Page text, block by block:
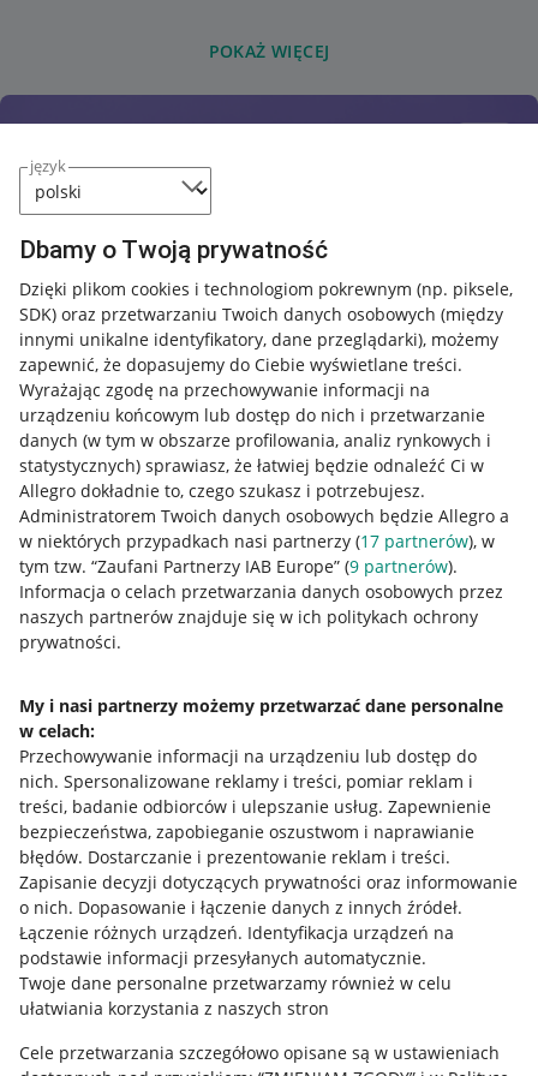
język
Dbamy o Twoją prywatność
Dzięki plikom cookies i technologiom pokrewnym (np. piksele,
SDK) oraz przetwarzaniu Twoich danych osobowych (między
innymi unikalne identyfikatory, dane przeglądarki), możemy
zapewnić, że dopasujemy do Ciebie wyświetlane treści.
Wyrażając zgodę na przechowywanie informacji na
urządzeniu końcowym lub dostęp do nich i przetwarzanie
danych (w tym w obszarze profilowania, analiz rynkowych i
statystycznych) sprawiasz, że łatwiej będzie odnaleźć Ci w
Allegro dokładnie to, czego szukasz i potrzebujesz.
Administratorem Twoich danych osobowych będzie Allegro a
w niektórych przypadkach nasi partnerzy (17 partnerów), w
tym tzw. “Zaufani Partnerzy IAB Europe” (9 partnerów).
Informacja o celach przetwarzania danych osobowych przez
naszych partnerów znajduje się w ich politykach ochrony
prywatności.
My i nasi partnerzy możemy przetwarzać dane personalne
w celach:
Przechowywanie informacji na urządzeniu lub dostęp do
nich. Spersonalizowane reklamy i treści, pomiar reklam i
treści, badanie odbiorców i ulepszanie usług. Zapewnienie
bezpieczeństwa, zapobieganie oszustwom i naprawianie
błędów. Dostarczanie i prezentowanie reklam i treści.
Zapisanie decyzji dotyczących prywatności oraz informowanie
o nich. Dopasowanie i łączenie danych z innych źródeł.
Łączenie różnych urządzeń. Identyfikacja urządzeń na
podstawie informacji przesyłanych automatycznie.
Twoje dane personalne przetwarzamy również w celu
ułatwiania korzystania z naszych stron
Cele przetwarzania szczegółowo opisane są w ustawieniach
POKAŻ WIĘCEJ
Przydatne informacje
Jak to działa
Allegro Gadane dla sprzedających
Allegro Gadane dla kupujących
Mapa miejscowości
Informacje prawne
Regulamin
Polityka plików "cookies"
Ustawienia plików "cookies"
Udostępnianie lokalizacji